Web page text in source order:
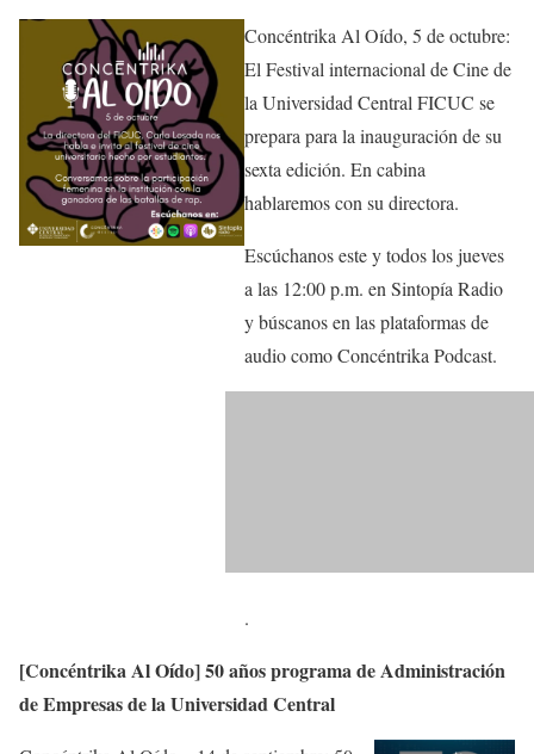
Concéntrika Al Oído, 5 de octubre:
El Festival internacional de Cine de
la Universidad Central FICUC se
prepara para la inauguración de su
sexta edición. En cabina
hablaremos con su directora.
Escúchanos este y todos los jueves
a las 12:00 p.m. en Sintopía Radio
y búscanos en las plataformas de
audio como Concéntrika Podcast.
.
[Concéntrika Al Oído] 50 años programa de Administración
de Empresas de la Universidad Central